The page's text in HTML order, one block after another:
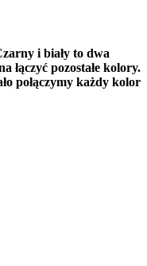
i biały to dwa
łączyć pozostałe kolory.
połączymy każdy kolor